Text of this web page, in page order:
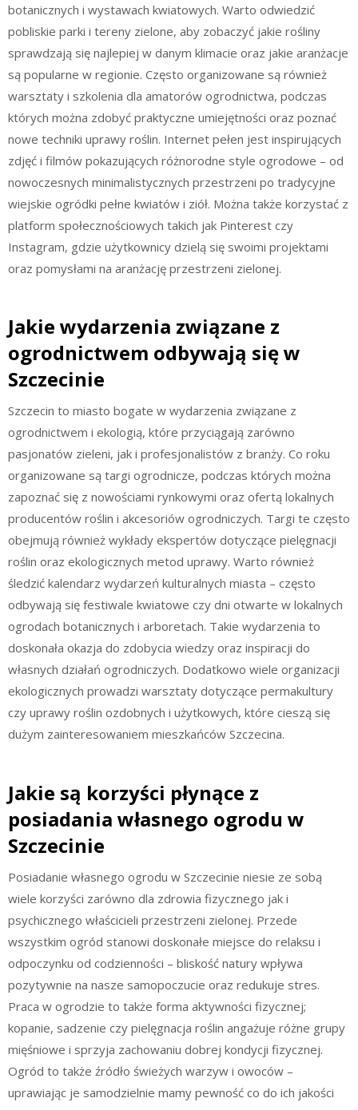
botanicznych i wystawach kwiatowych. Warto odwiedzić
pobliskie parki i tereny zielone, aby zobaczyć jakie rośliny
sprawdzają się najlepiej w danym klimacie oraz jakie aranżacje
są popularne w regionie. Często organizowane są również
warsztaty i szkolenia dla amatorów ogrodnictwa, podczas
których można zdobyć praktyczne umiejętności oraz poznać
nowe techniki uprawy roślin. Internet pełen jest inspirujących
zdjęć i filmów pokazujących różnorodne style ogrodowe – od
nowoczesnych minimalistycznych przestrzeni po tradycyjne
wiejskie ogródki pełne kwiatów i ziół. Można także korzystać z
platform społecznościowych takich jak Pinterest czy
Instagram, gdzie użytkownicy dzielą się swoimi projektami
oraz pomysłami na aranżację przestrzeni zielonej.
Jakie wydarzenia związane z
ogrodnictwem odbywają się w
Szczecinie
Szczecin to miasto bogate w wydarzenia związane z
ogrodnictwem i ekologią, które przyciągają zarówno
pasjonatów zieleni, jak i profesjonalistów z branży. Co roku
organizowane są targi ogrodnicze, podczas których można
zapoznać się z nowościami rynkowymi oraz ofertą lokalnych
producentów roślin i akcesoriów ogrodniczych. Targi te często
obejmują również wykłady ekspertów dotyczące pielęgnacji
roślin oraz ekologicznych metod uprawy. Warto również
śledzić kalendarz wydarzeń kulturalnych miasta – często
odbywają się festiwale kwiatowe czy dni otwarte w lokalnych
ogrodach botanicznych i arboretach. Takie wydarzenia to
doskonała okazja do zdobycia wiedzy oraz inspiracji do
własnych działań ogrodniczych. Dodatkowo wiele organizacji
ekologicznych prowadzi warsztaty dotyczące permakultury
czy uprawy roślin ozdobnych i użytkowych, które cieszą się
dużym zainteresowaniem mieszkańców Szczecina.
Jakie są korzyści płynące z
posiadania własnego ogrodu w
Szczecinie
Posiadanie własnego ogrodu w Szczecinie niesie ze sobą
wiele korzyści zarówno dla zdrowia fizycznego jak i
psychicznego właścicieli przestrzeni zielonej. Przede
wszystkim ogród stanowi doskonałe miejsce do relaksu i
odpoczynku od codzienności – bliskość natury wpływa
pozytywnie na nasze samopoczucie oraz redukuje stres.
Praca w ogrodzie to także forma aktywności fizycznej;
kopanie, sadzenie czy pielęgnacja roślin angażuje różne grupy
mięśniowe i sprzyja zachowaniu dobrej kondycji fizycznej.
Ogród to także źródło świeżych warzyw i owoców –
uprawiając je samodzielnie mamy pewność co do ich jakości